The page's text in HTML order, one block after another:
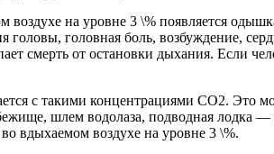
на уровне 3 \% появляется
головы, головная боль, возбуждение,
смерть от остановки дыхания. Если
с такими концентрациями CO2. Это
шлем водолаза, подводная лодка
вдыхаемом воздухе на уровне 3 \%.